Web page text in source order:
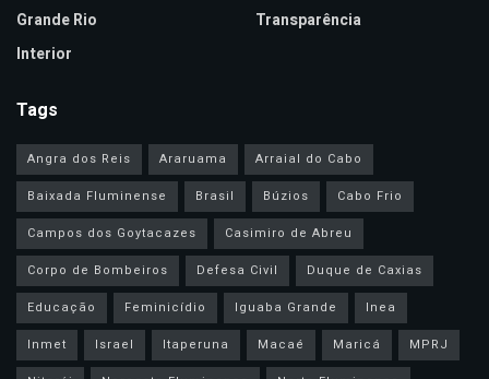
Grande Rio
Interior
Transparência
Tags
Angra dos Reis Araruama
Arraial do Cabo
Baixada Fluminense
Brasil Búzios
Cabo Frio
Campos dos Goytacazes
Casimiro de Abreu
Corpo de Bombeiros
Defesa Civil
Duque de Caxias
Educação
Feminicídio Iguaba Grande
Inea
Inmet
Israel Itaperuna Macaé Maricá
MPRJ